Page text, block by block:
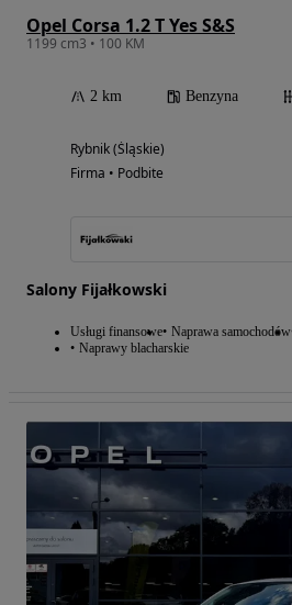
Opel Corsa 1.2 T Yes S&S
1199 cm3 • 100 KM
2 km Benzyna
Rybnik (Śląskie)
Firma • Podbite
Salony Fijałkowski
Usługi finansowe Naprawa samochodów
Naprawy blacharskie